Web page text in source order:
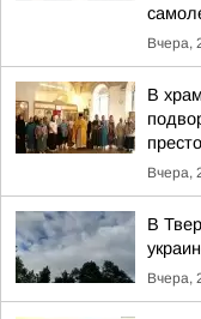
Вчера,
В
Вчера,
В
Вчера,